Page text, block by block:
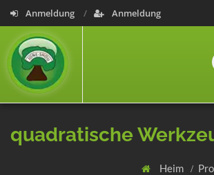
Anmeldung Anmeldung
quadratische
Heim